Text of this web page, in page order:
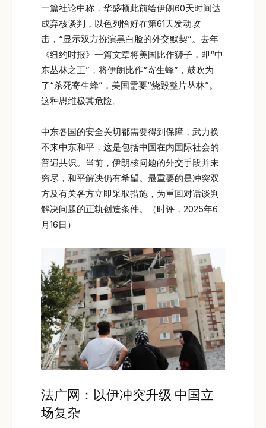
一篇社论中称，华盛顿此前给伊朗60天时间达
成弃核谈判，以色列恰好在第61天发动攻
击，“显示双方扮演黑白脸的外交默契”。去年
《纽约时报》一篇文章将美国比作狮子，即“中
东丛林之王”，将伊朗比作“寄生蜂”，鼓吹为
了“杀死寄生蜂”，美国需要“烧毁整片丛林”。
这种思维极其危险。
中东各国的安全关切都需要得到保障，武力换
不来中东和平，这是包括中国在内国际社会的
普遍共识。当前，伊朗核问题的外交手段并未
穷尽，和平解决仍有希望。最重要的是冲突双
方及有关各方立即采取措施，为重回对话谈判
解决问题的正轨创造条件。（时评，2025年6
月16日）
法广网：以伊冲突升级 中国立
场复杂